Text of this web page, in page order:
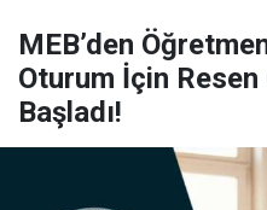
MEB’den
Oturum İçin
Başladı!